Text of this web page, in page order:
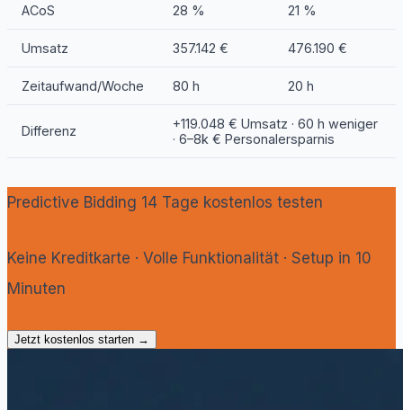
ACoS 28 % 21 %
Umsatz 357.142 € 476.190 €
Zeitaufwand/Woche 80 h 20 h
Differenz
+119.048 € Umsatz · 60 h weniger
· 6–8k € Personalersparnis
Predictive Bidding 14 Tage kostenlos testen
Keine Kreditkarte · Volle Funktionalität · Setup in 10
Minuten
Jetzt kostenlos starten →